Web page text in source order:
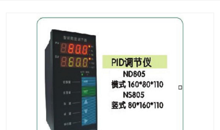
1151/3351产品分类 精巧型压力变送器
液位变送器
标准型工业压力变送器 罐旁显示仪
差压变送器 温度传感器变送器